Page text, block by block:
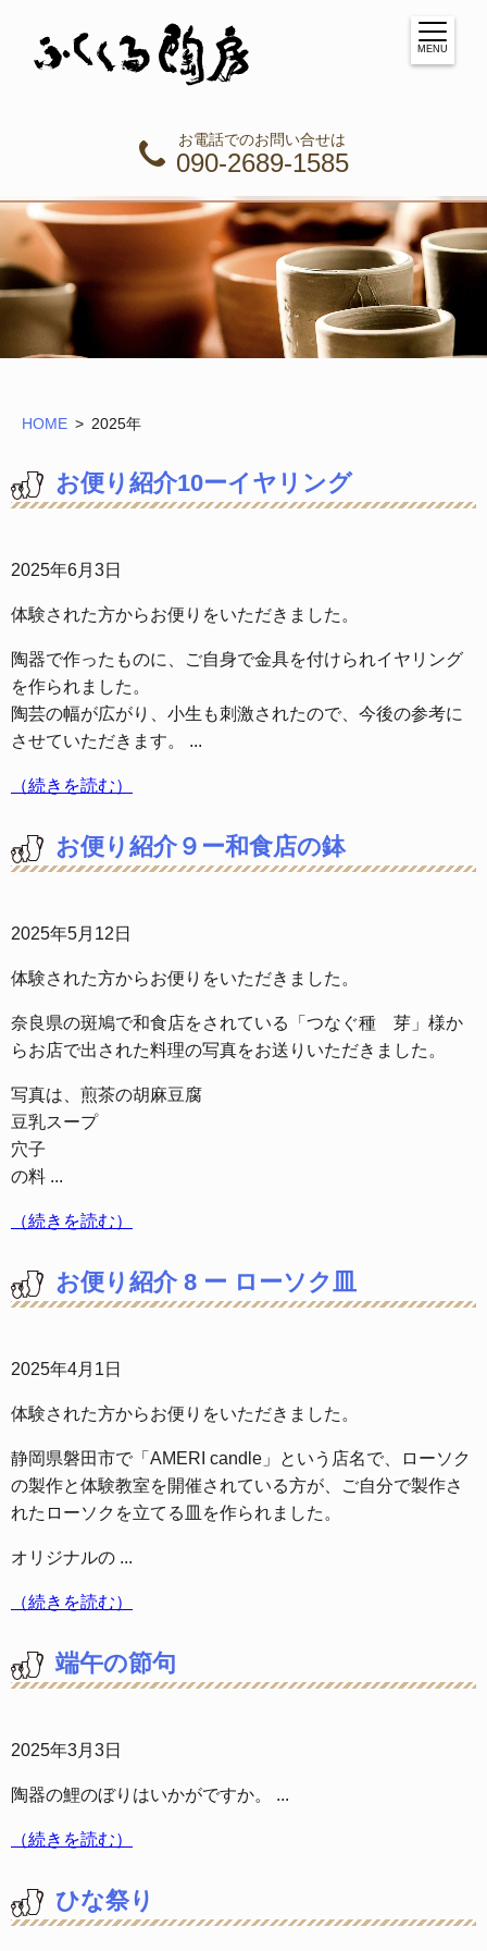
お電話でのお問い合せは
090-2689-1585
MENU
HOME 2025年
お便り紹介10ーイヤリング
2025年6月3日
体験された方からお便りをいただきました。
陶器で作ったものに、ご自身で金具を付けられイヤリング
を作られました。
陶芸の幅が広がり、小生も刺激されたので、今後の参考に
させていただきます。 ...
（続きを読む）
お便り紹介９ー和食店の鉢
2025年5月12日
体験された方からお便りをいただきました。
奈良県の斑鳩で和食店をされている「つなぐ種 芽」様か
らお店で出された料理の写真をお送りいただきました。
写真は、煎茶の胡麻豆腐
豆乳スープ
穴子
の料 ...
（続きを読む）
お便り紹介 8 ー ローソク皿
2025年4月1日
体験された方からお便りをいただきました。
静岡県磐田市で「AMERI candle」という店名で、ローソク
の製作と体験教室を開催されている方が、ご自分で製作さ
れたローソクを立てる皿を作られました。
オリジナルの ...
（続きを読む）
端午の節句
2025年3月3日
陶器の鯉のぼりはいかがですか。 ...
（続きを読む）
ひな祭り